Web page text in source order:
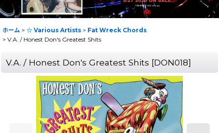
ホーム > ☆ Various Artists > Fat Wreck Chords
> V.A. / Honest Don's Greatest Shits
V.A. / Honest Don's Greatest Shits [DON018]